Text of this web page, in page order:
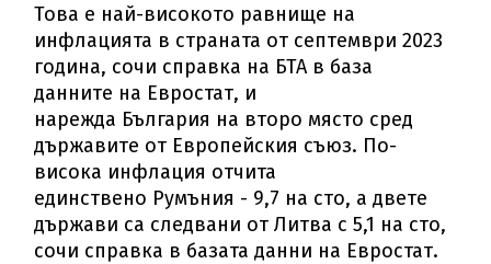
Това е най-високото равнище на
инфлацията в страната от септември 2023
година, сочи справка на БТА в база
данните на Евростат, и
нарежда България на второ място сред
държавите от Европейския съюз. По-
висока инфлация отчита
единствено Румъния - 9,7 на сто, а двете
държави са следвани от Литва с 5,1 на сто,
сочи справка в базата данни на Евростат.